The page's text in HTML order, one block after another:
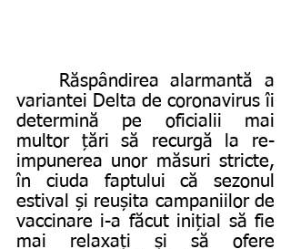
variantei Delta de coronavirus îi
determină pe oficialii mai
multor țări să recurgă la re-
impunerea unor măsuri stricte,
în ciuda faptului că sezonul
estival și reușita campaniilor de
vaccinare i-a făcut inițial să fie
mai relaxați și să ofere